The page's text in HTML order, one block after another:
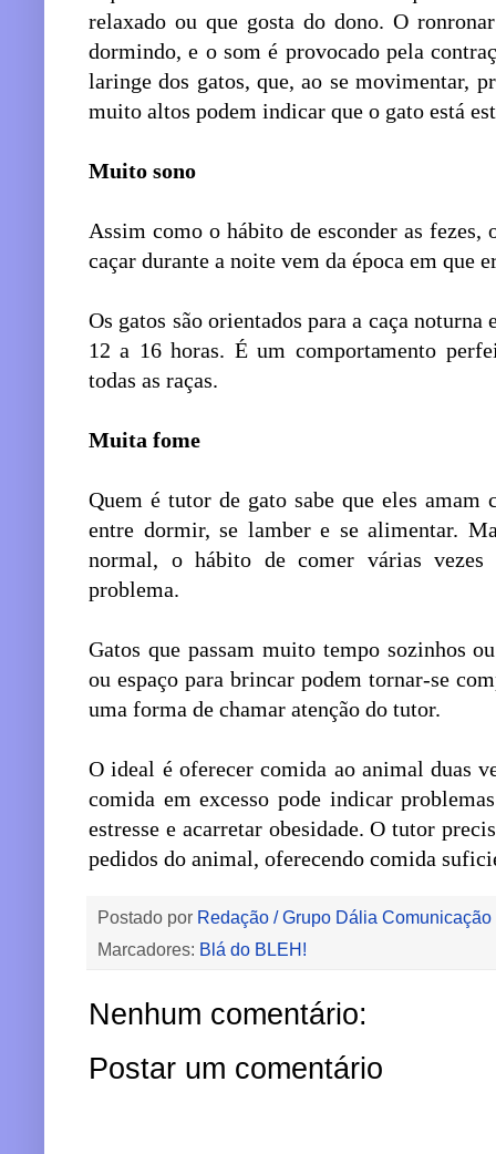
relaxado ou que gosta do dono. O
dormindo, e o som é provocado pela
laringe dos gatos, que, ao se movimentar,
muito altos podem indicar que o gato está
Muito sono
Assim como o hábito de esconder as
caçar durante a noite vem da época em que
Os gatos são orientados para a caça
12 a 16 horas. É um comportamento
todas as raças.
Muita fome
Quem é tutor de gato sabe que eles
entre dormir, se lamber e se alimentar.
normal, o hábito de comer várias
problema.
Gatos que passam muito tempo sozinhos
ou espaço para brincar podem tornar-se
uma forma de chamar atenção do tutor.
O ideal é oferecer comida ao animal duas
comida em excesso pode indicar
estresse e acarretar obesidade. O tutor
pedidos do animal, oferecendo comida
Postado por Redação / Grupo Dália Comunicação
Marcadores: Blá do BLEH!
Nenhum comentário:
Postar um comentário